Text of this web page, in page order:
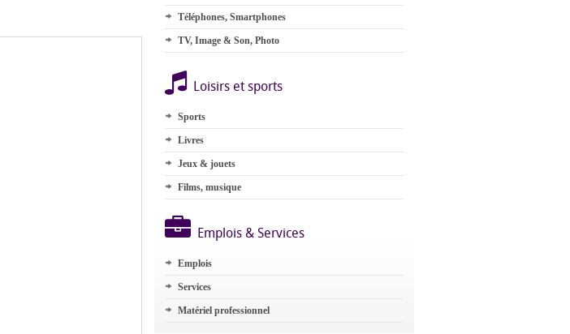
Téléphones, Smartphones
TV, Image & Son, Photo
Loisirs et sports
Sports
Livres
Jeux & jouets
Films, musique
Emplois & Services
Emplois
Services
Matériel professionnel